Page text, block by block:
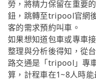
勞，將精力保留在重要
鈕，跳轉至tripool官網
客的需求預約叫車。
如果想知道包車或專車
整理與分析後得知，從
路交通是「tripool」專
算，計程車在1~8人時